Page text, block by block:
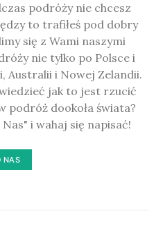
podróży nie chcesz
to trafiłeś pod dobry
się z Wami naszymi
nie tylko po Polsce i
Australii i Nowej Zelandii.
jak to jest rzucić
podróż dookoła świata?
i wahaj się napisać!
NAS